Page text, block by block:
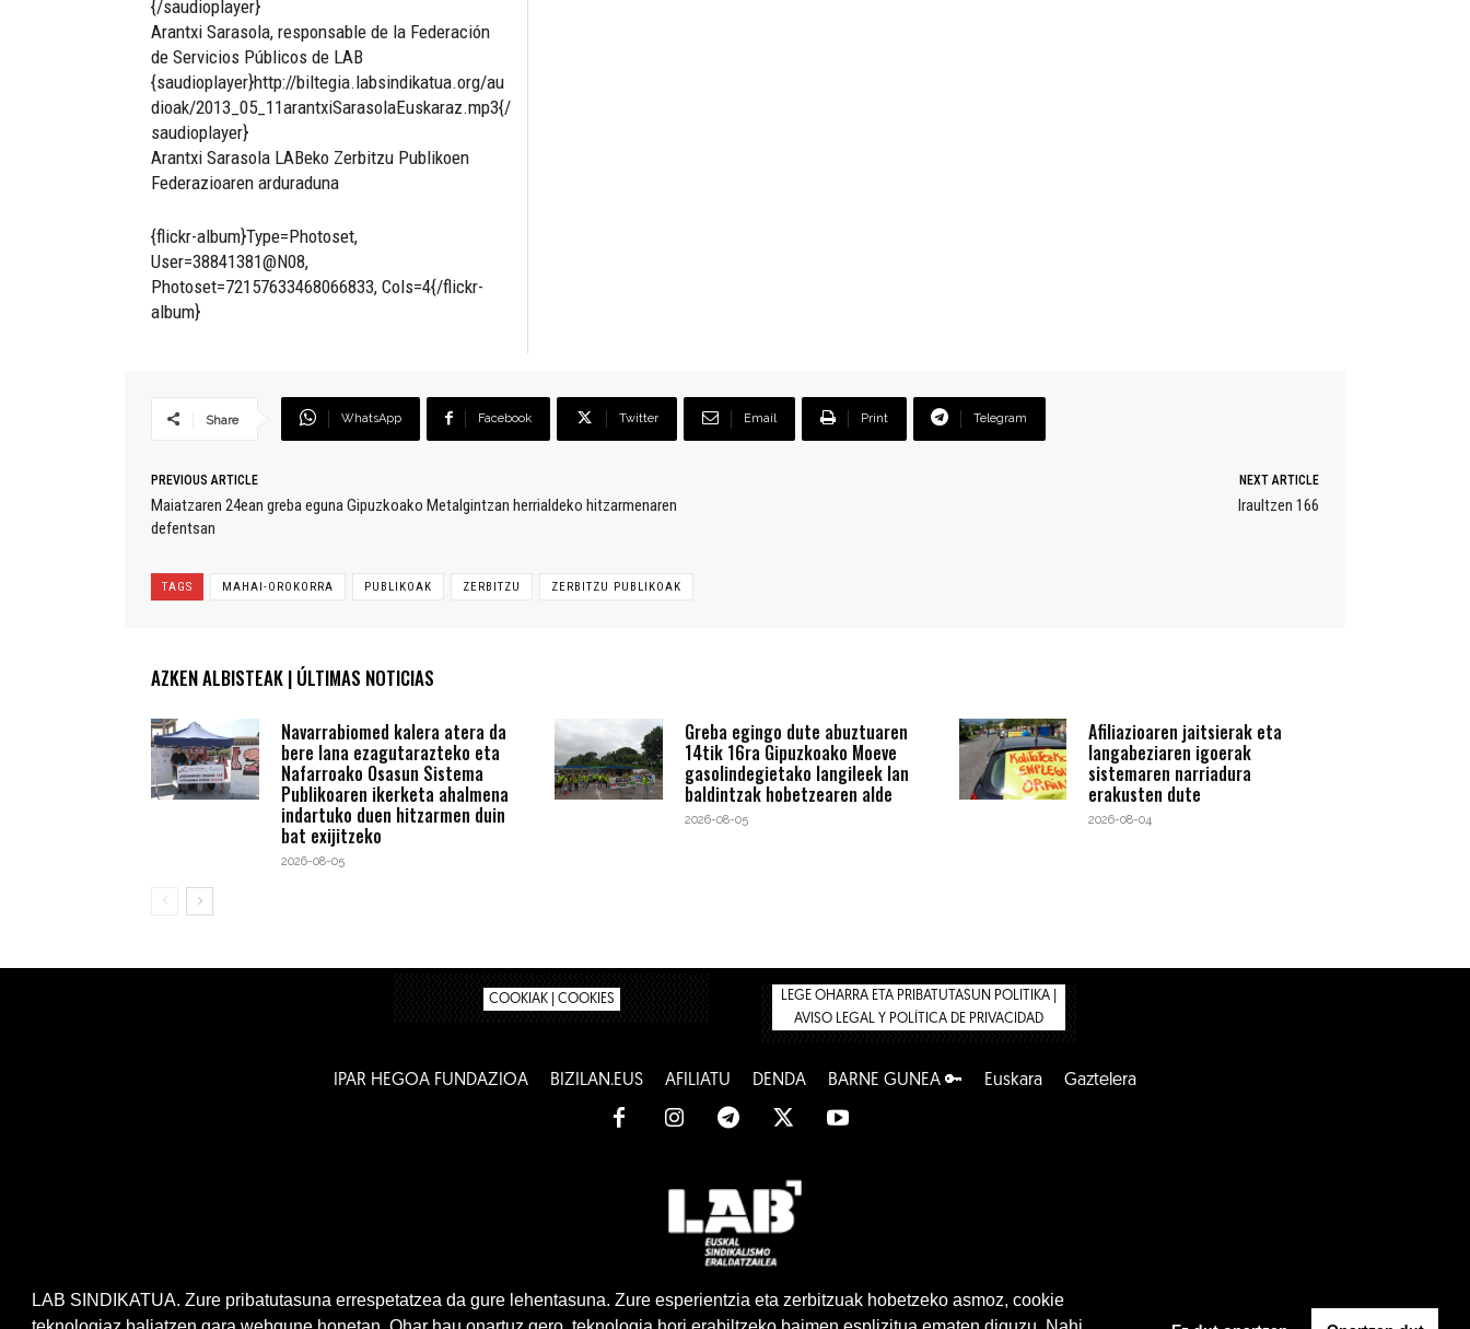
{/saudioplayer}
Arantxi Sarasola, responsable de la Federación
de Servicios Públicos de LAB
{saudioplayer}http://biltegia.labsindikatua.org/au
dioak/2013_05_11arantxiSarasolaEuskaraz.mp3{/
saudioplayer}
Arantxi Sarasola LABeko Zerbitzu Publikoen
Federazioaren arduraduna
{flickr-album}Type=Photoset,
User=38841381@N08,
Photoset=72157633468066833, Cols=4{/flickr-
album}
Share WhatsApp Facebook Twitter Email Print Telegram
PREVIOUS ARTICLE
Maiatzaren 24ean greba eguna Gipuzkoako Metalgintzan herrialdeko hitzarmenaren
defentsan
NEXT ARTICLE
Iraultzen 166
TAGS MAHAI-OROKORRA PUBLIKOAK ZERBITZU ZERBITZU PUBLIKOAK
AZKEN ALBISTEAK | ÚLTIMAS NOTICIAS
Navarrabiomed kalera atera da
bere lana ezagutarazteko eta
Nafarroako Osasun Sistema
Publikoaren ikerketa ahalmena
indartuko duen hitzarmen duin
bat exijitzeko
2026-08-05
Greba egingo dute abuztuaren
14tik 16ra Gipuzkoako Moeve
gasolindegietako langileek lan
baldintzak hobetzearen alde
2026-08-05
Afiliazioaren jaitsierak eta
langabeziaren igoerak
sistemaren narriadura
erakusten dute
2026-08-04
COOKIAK | COOKIES
LEGE OHARRA ETA PRIBATUTASUN POLITIKA |
AVISO LEGAL Y POLÍTICA DE PRIVACIDAD
IPAR HEGOA FUNDAZIOA BIZILAN.EUS AFILIATU DENDA BARNE GUNEA 🔑 Euskara Gaztelera
www.lab.eus
LAB SINDIKATUA. Zure pribatutasuna errespetatzea da gure lehentasuna. Zure esperientzia eta zerbitzuak hobetzeko asmoz, cookie